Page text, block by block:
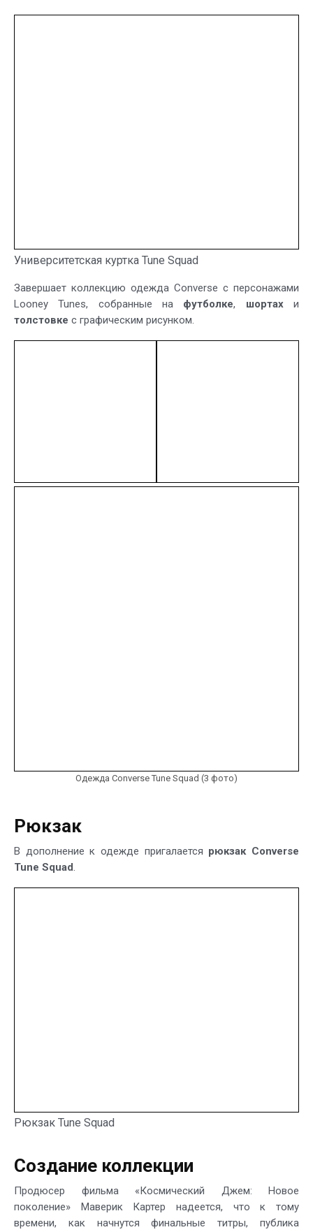
Университетская куртка Tune Squad
Завершает коллекцию одежда Converse с персонажами
Looney Tunes, собранные на футболке, шортахи
толстовке с графическим рисунком.
Одежда Converse Tune Squad (3 фото)
Рюкзак
В дополнение к одежде пригалается рюкзак Converse
Tune Squad.
Рюкзак Tune Squad
Создание коллекции
Продюсер фильма «Космический Джем: Новое
поколение» Маверик Картер надеется, что к тому
времени, как начнутся финальные титры, публика